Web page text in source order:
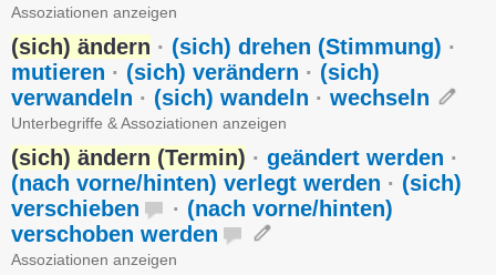
Assoziationen anzeigen
(sich) ändern · (sich) drehen (Stimmung) ·
mutieren · (sich) verändern · (sich)
verwandeln · (sich) wandeln · wechseln
Unterbegriffe & Assoziationen anzeigen
(sich) ändern (Termin) · geändert werden ·
(nach vorne/hinten) verlegt werden · (sich)
verschieben
· (nach vorne/hinten)
verschoben werden
Assoziationen anzeigen